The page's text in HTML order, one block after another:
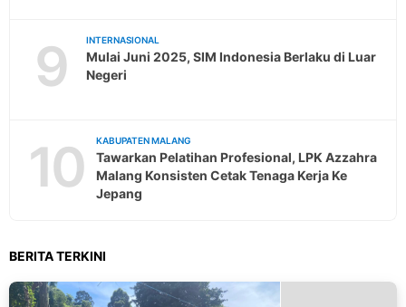
9 INTERNASIONAL
Mulai Juni 2025, SIM Indonesia Berlaku di Luar
Negeri
10 KABUPATEN MALANG
Tawarkan Pelatihan Profesional, LPK Azzahra
Malang Konsisten Cetak Tenaga Kerja Ke
Jepang
BERITA TERKINI